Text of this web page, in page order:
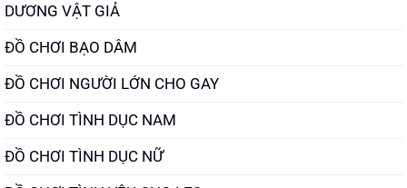
DƯƠNG VẬT GIẢ
ĐỒ CHƠI BẠO DÂM
ĐỒ CHƠI NGƯỜI LỚN CHO GAY
ĐỒ CHƠI TÌNH DỤC NAM
ĐỒ CHƠI TÌNH DỤC NỮ